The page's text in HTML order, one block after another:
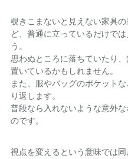
覗きこまないと見えない家具
ど、普通に立っているだけで
う。
思わぬところに落ちていたり
置いているかもしれません。
また、服やバッグのポケット
り返します。
普段なら入れないような意外
のです。
視点を変えるという意味では